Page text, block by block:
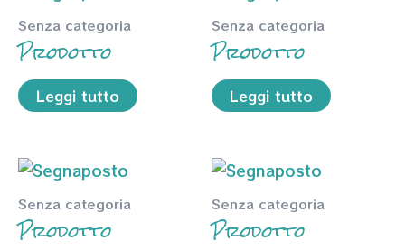
Senza categoria
Prodotto
Leggi tutto
Senza categoria
Prodotto
Leggi tutto
Senza categoria
Prodotto
Senza categoria
Prodotto